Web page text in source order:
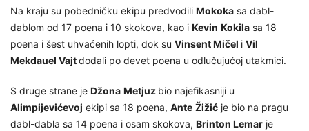
Na kraju su pobedničku ekipu predvodili Mokoka sa dabl-
dablom od 17 poena i 10 skokova, kao i Kevin Kokila sa 18
poena i šest uhvaćenih lopti, dok su Vinsent Mičel i Vil
Mekdauel Vajtdodali po devet poena u odlučujućoj utakmici.
S druge strane je Džona Metjuz bio najefikasniji u
Alimpijevićevoj ekipi sa 18 poena, Ante Žižić je bio na pragu
dabl-dabla sa 14 poena i osam skokova, Brinton Lemar je